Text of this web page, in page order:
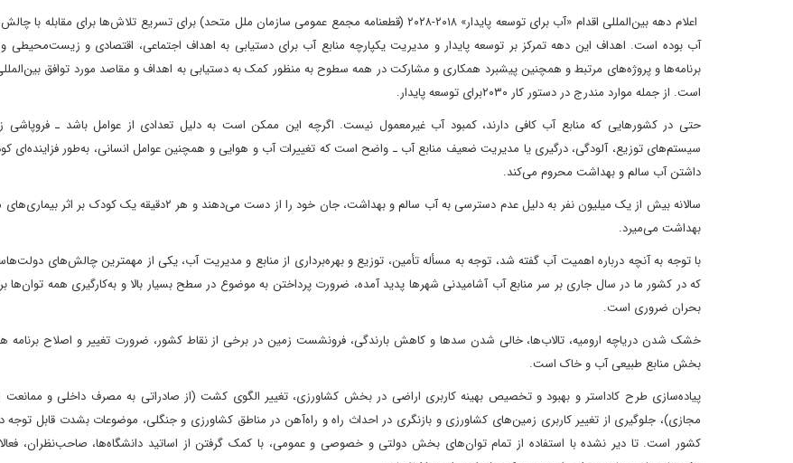
اعلام دهه بین‌المللی اقدام «آب برای توسعه پایدار» ۲۰۱۸-۲۰۲۸ (قطعنامه مجمع عمومی سازمان ملل متحد) برای تسریع تلاش‌ها برای
آب بوده است. اهداف این دهه تمرکز بر توسعه پایدار و مدیریت یکپارچه منابع آب برای دستیابی به اهداف اجتماعی، اقتصادی و زیست‌محیطی و
برنامه‌ها و پروژه‌های مرتبط و همچنین پیشبرد همکاری و مشارکت در همه سطوح به منظور کمک به دستیابی به اهداف و مقاصد مورد توافق
است. از جمله موارد مندرج در دستور کار ۲۰۳۰برای توسعه پایدار.
حتی در کشورهایی که منابع آب کافی دارند، کمبود آب غیرمعمول نیست. اگرچه این ممکن است به دلیل تعدادی از عوامل باشد ـ فروپاشی
سیستم‌های توزیع، آلودگی، درگیری یا مدیریت ضعیف منابع آب ـ واضح است که تغییرات آب و هوایی و همچنین عوامل انسانی، به‌طور فزاینده‌ای
داشتن آب سالم و بهداشت محروم می‌کند.
سالانه بیش از یک میلیون نفر به دلیل عدم دسترسی به آب سالم و بهداشت، جان خود را از دست می‌دهند و هر
بهداشت می‌میرد.
با توجه به آنچه درباره اهمیت آب گفته شد، توجه به مسأله تأمین، توزیع و بهره‌برداری از منابع و مدیریت آب، یکی از مهمترین چالش‌های
که در کشور ما در سال جاری بر سر منابع آب آشامیدنی شهرها پدید آمده، ضرورت پرداختن به موضوع در سطح بسیار بالا و به‌کارگیری همه توان‌ها
بحران ضروری است.
خشک شدن دریاچه ارومیه، تالاب‌ها، خالی شدن سدها و کاهش بارندگی، فرونشست زمین در برخی از نقاط کشور، ضرورت تغییر و اصلاح برنامه
بخش منابع طبیعی آب و خاک است.
پیاده‌سازی طرح کاداستر و بهبود و تخصیص بهینه کاربری اراضی در بخش کشاورزی، تغییر الگوی کشت (از صادراتی به مصرف داخلی و ممانعت
مجازی)، جلوگیری از تغییر کاربری زمین‌های کشاورزی و بازنگری در احداث راه و راه‌آهن در مناطق کشاورزی و جنگلی، موضوعات بشدت قابل توجه
کشور است. تا دیر نشده با استفاده از تمام توان‌های بخش دولتی و خصوصی و عمومی، با کمک گرفتن از اساتید دانشگاه‌ها، صاحب‌نظران،